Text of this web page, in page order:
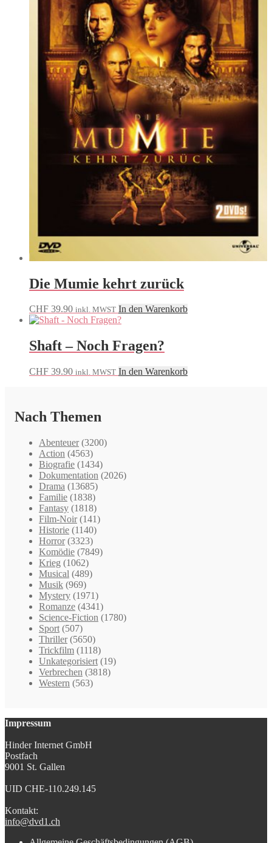
Die Mumie kehrt zurück
CHF 39.90 inkl. MWST In den Warenkorb
Shaft – Noch Fragen?
CHF 39.90 inkl. MWST In den Warenkorb
Nach Themen
Abenteuer (3200)
Action (4563)
Biografie (1434)
Dokumentation (2026)
Drama (13685)
Familie (1838)
Fantasy (1818)
Film-Noir (141)
Historie (1140)
Horror (3323)
Komödie (7849)
Krieg (1062)
Musical (489)
Musik (969)
Mystery (1971)
Romanze (4341)
Science-Fiction (1780)
Sport (507)
Thriller (5650)
Trickfilm (1118)
Unkategorisiert (19)
Verbrechen (3818)
Western (563)
Impressum
Hinder Internet GmbH
Postfach
9001 St. Gallen
UID CHE-110.249.145
Kontakt:
info@dvd1.ch